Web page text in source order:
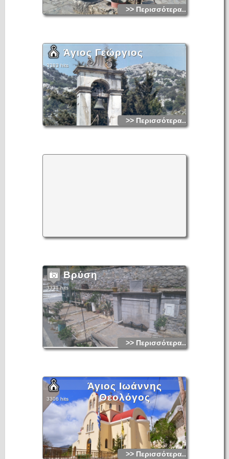
>> Περισσότερα...
Άγιος Γεώργιος
3383 hits
>> Περισσότερα...
Βρύση
3331 hits
>> Περισσότερα...
Άγιος Ιωάννης
Θεολόγος
3306 hits
>> Περισσότερα...